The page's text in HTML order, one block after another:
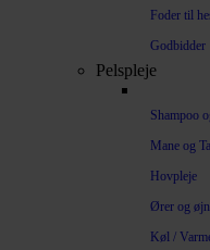
Foder til
Godbidder
Pelspleje
Shampoo
Mane og
Hovpleje
Ører og
Køl /